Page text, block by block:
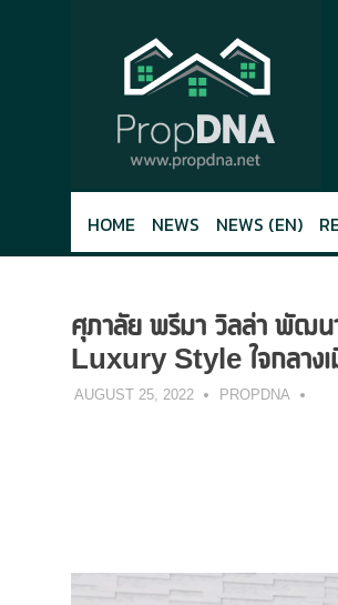
HOME NEWS NEWS (EN)
ศุภาลัย พรีมา วิลล่า พัฒ
Luxury Style ใจกลางเ
AUGUST 25, 2022 PROPDNA